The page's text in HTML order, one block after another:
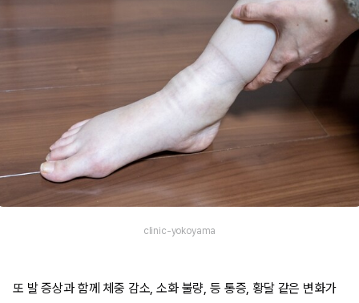
clinic-yokoyama
또 발 증상과 함께 체중 감소, 소화 불량, 등 통증, 황달 같은 변화가